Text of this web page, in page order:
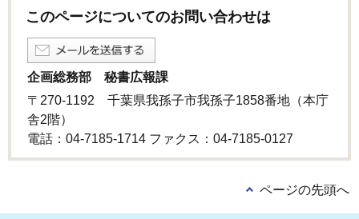
このページについてのお問い合わせは
企画総務部 秘書広報課
〒270-1192 千葉県我孫子市我孫子1858番地（本庁
舎2階）
電話：04-7185-1714 ファクス：04-7185-0127
ページの先頭へ